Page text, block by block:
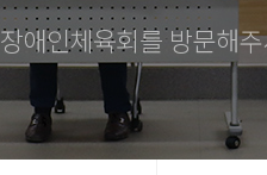
애인체육회를 방문해